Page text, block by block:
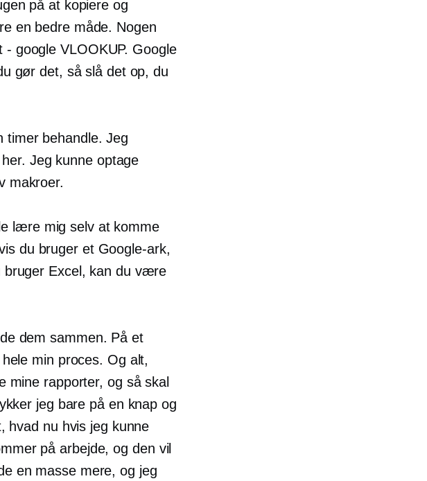
på at kopiere og
en bedre måde. Nogen
google VLOOKUP. Google
gør det, så slå det op, du
timerbehandle. Jeg
Jeg kunne optage
makroer.
lære mig selv at komme
du bruger et Google-ark,
bruger Excel, kan du være
dem sammen. På et
min proces. Og alt,
mine rapporter, og så skal
jeg bare på en knap og
hvad nu hvis jeg kunne
på arbejde, og den vil
en masse mere, og jeg